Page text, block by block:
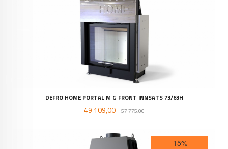
DEFRO HOME PORTAL M G FRONT INNSATS 73/63H
Tilbud
49 109,00 57 775,00Rabatt
-15%